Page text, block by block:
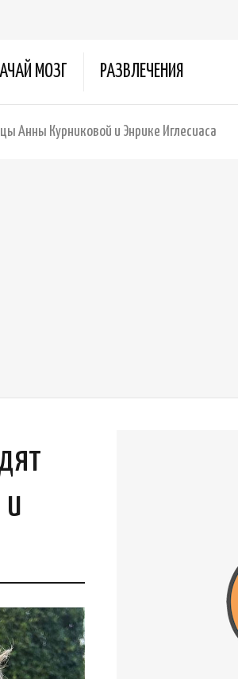
МОЗГ РАЗВЛЕЧЕНИЯ
Анны Курниковой и Энрике Иглесиаса